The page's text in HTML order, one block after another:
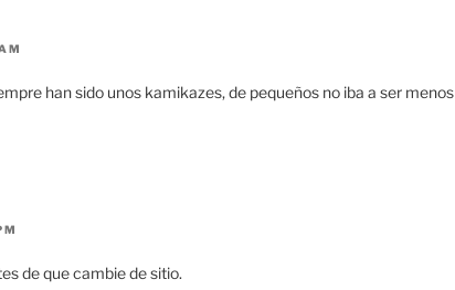
han sido unos kamikazes, de pequeños no iba a ser menos
de que cambie de sitio.